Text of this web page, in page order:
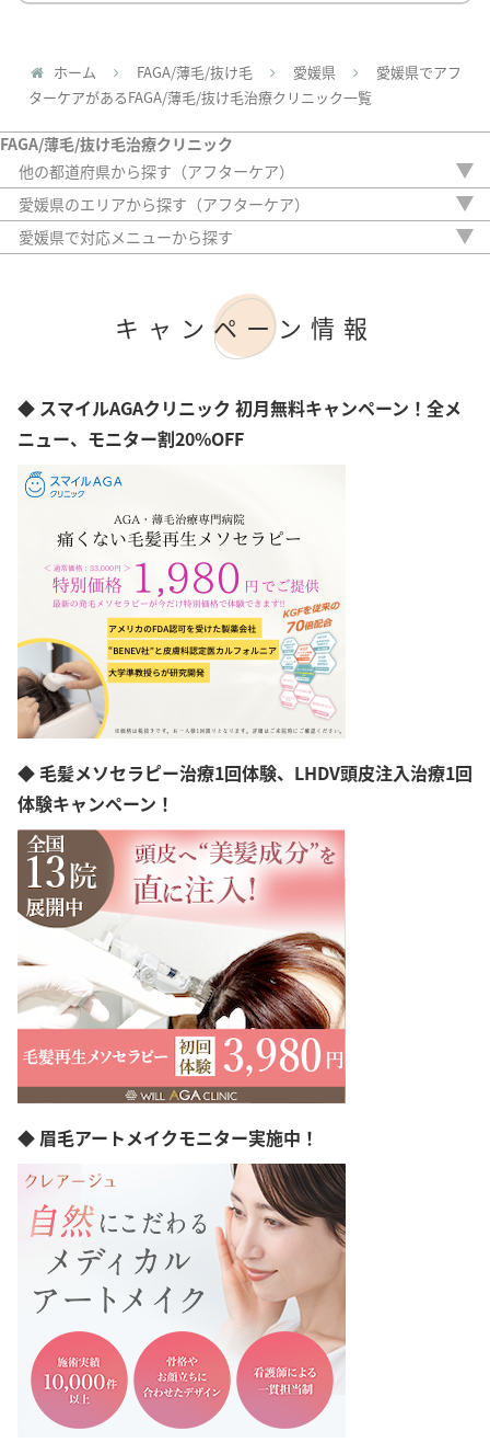
ホーム FAGA/薄毛/抜け毛 愛媛県
愛媛県でアフ
ターケアがあるFAGA/薄毛/抜け毛治療クリニック一覧
FAGA/薄毛/抜け毛治療クリニック
他の都道府県から探す（アフターケア）
北海道
青森県
岩手県
群馬県
埼玉県
千葉県
東京都
神奈川県
石川県
長野県
静岡県
愛知県
三重県
京都府
大阪府
兵庫県
奈良県
和歌山県
島根県
岡山県
山口県
徳島県
香川県
高知県
福岡県
大分県
鹿児島県
沖縄県
愛媛県のエリアから探す（アフターケア）
松山市
愛媛県で対応メニューから探す
アートメイク
キャンペーン情報
◆ スマイルAGAクリニック 初月無料キャンペーン！全メ
ニュー、モニター割20%OFF
◆ 毛髪メソセラピー治療1回体験、LHDV頭皮注入治療1回
体験キャンペーン！
◆ 眉毛アートメイクモニター実施中！